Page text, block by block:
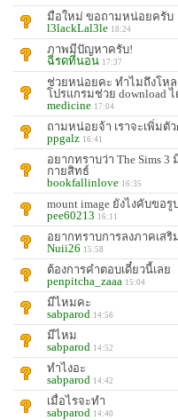
มือใหม่ ขอถามหน่อยครับ
l3lackLal3le 18:24
ภาพมีปัญหาครับ!
ฉี่รดที่นอน 17:37
ช่วยหน่อยคะ ทำไมถึงโห
โปรแกรมช่วย download
medicine 17:04
ถามหน่อยจ้า เราจะเพิ่มตั
ppgalz 16:41
อยากทราบว่า The Sims 3
กายสิทธ์
bookfallinlove 16:35
mount image ยังไงคับขอ
pee60213 16:11
อยากทราบการลงภาคเส
Nuii26 15:58
ต้องการคำตอบเดี๋ยวนี้เลย
penpitcha_zaaa 15:04
มีไหมคะ
sabparod 14:56
มีไหม
sabparod 14:52
ทำไงอะ
sabparod 14:42
เมื่อไรจะทำ
sabparod 14:40